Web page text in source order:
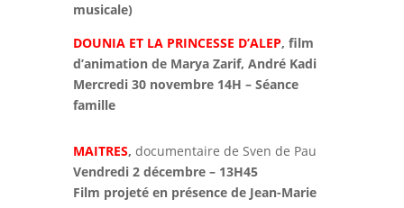
musicale)
DOUNIA ET LA PRINCESSE D’ALEP, film
d’animation de Marya Zarif, André Kadi
Mercredi 30 novembre 14H – Séance
famille
MAITRES, documentaire de Sven de Pau
Vendredi 2 décembre – 13H45
Film projeté en présence de Jean-Marie